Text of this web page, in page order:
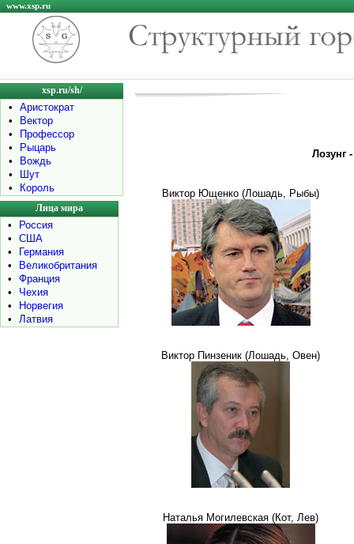
www.xsp.ru
xsp.ru/sh/
•
Аристократ
•
Вектор
•
Профессор
•
Рыцарь
•
Вождь
•
Шут
•
Король
Лица мира
•
Россия
•
США
•
Германия
•
Великобритания
•
Франция
•
Чехия
•
Норвегия
•
Латвия
Лозунг
Виктор Ющенко (Лошадь, Рыбы)
Виктор Пинзеник (Лошадь, Овен)
Наталья Могилевская (Кот, Лев)